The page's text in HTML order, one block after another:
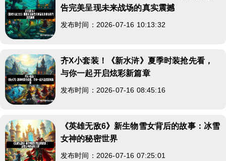
告完美呈现未来战场的真实震撼
发布时间：2026-07-16 10:13:32
齐X小套装！《新水浒》夏季时装抢先看，
与你一起开启炫彩新篇章
发布时间：2026-07-16 08:45:16
《英雄无敌6》新生物雪女背后的故事：冰雪
女神的秘密世界
发布时间：2026-07-16 07:25:01